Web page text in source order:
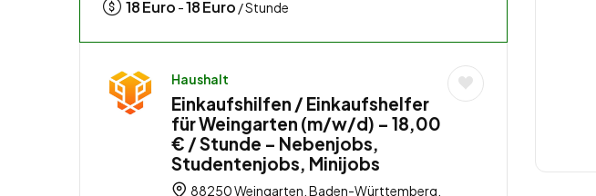
18Euro -18Euro / Stunde
Haushalt
Einkaufshilfen / Einkaufshelfer
für Weingarten (m/w/d) – 18,00
€ / Stunde – Nebenjobs,
Studentenjobs, Minijobs
88250 Weingarten, Baden-Württemberg,